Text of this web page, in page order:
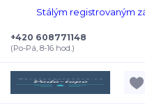
Stálým registrovaným
+420 608771148
(Po-Pá, 8-16 hod.)